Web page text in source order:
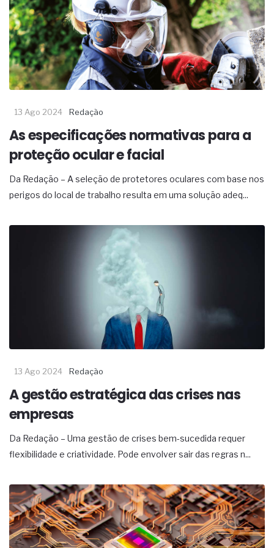
13 Ago 2024 Redação
As especificações normativas para a
proteção ocular e facial
Da Redação – A seleção de protetores oculares com base nos
perigos do local de trabalho resulta em uma solução adeq...
13 Ago 2024 Redação
A gestão estratégica das crises nas
empresas
Da Redação – Uma gestão de crises bem-sucedida requer
flexibilidade e criatividade. Pode envolver sair das regras n...